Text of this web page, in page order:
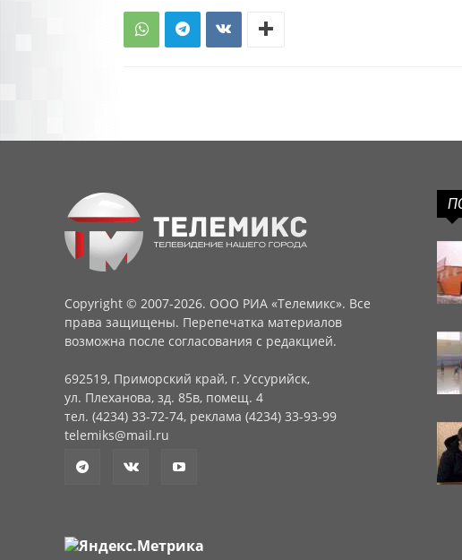
Copyright © 2007-2026. ООО РИА «Телемикс». Все
права защищены. Перепечатка материалов
возможна после согласования с редакцией.
692519, Приморский край, г. Уссурийск,
ул. Плеханова, зд. 85в, помещ. 4
тел. (4234) 33-72-74, реклама (4234) 33-93-99
telemiks@mail.ru